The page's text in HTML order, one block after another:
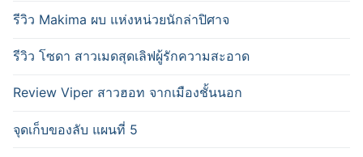
รีวิว Makima ผบ แห่งหน่วยนักล่าปิศาจ
รีวิว โซดา สาวเมดสุดเลิฟผู้รักความสะอาด
Review Viper สาวฮอท จากเมืองชั้นนอก
จุดเก็บของลับ แผนที่ 5